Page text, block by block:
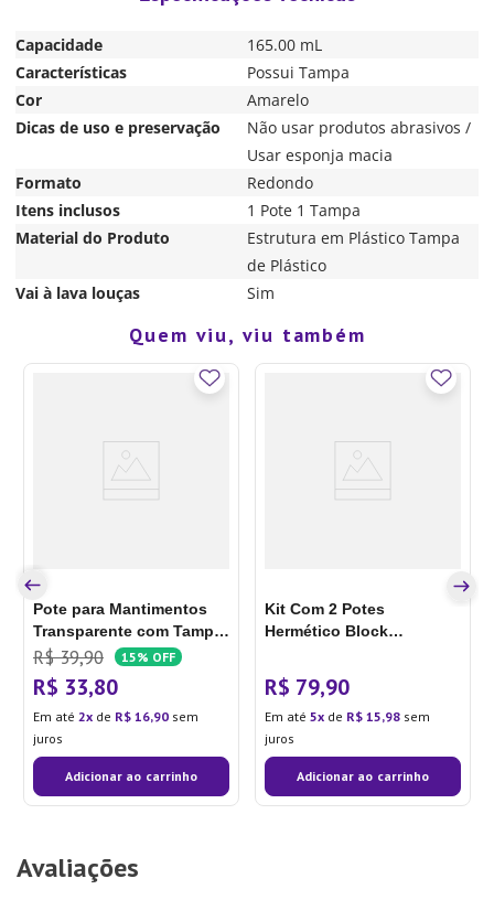
Capacidade
165.00 mL
Características
Possui Tampa
Cor
Amarelo
Dicas de uso e preservação
Não usar produtos abrasivos /
Usar esponja macia
Formato
Redondo
Itens inclusos
1 Pote 1 Tampa
Material do Produto
Estrutura em Plástico Tampa
de Plástico
Vai à lava louças
Sim
Quem viu, viu também
Pote para Mantimentos
Transparente com Tampa
em Bambu 1,4l - Oikos
R$ 39,90 15% OFF
R$ 33,80
Em até 2 de R$ 16,90 sem
juros
Adicionar ao carrinho
Kit Com 2 Potes
Hermético Block
R$ 79,90
Em até 5 de R$ 15,98 sem
juros
Adicionar ao carrinho
Avaliações